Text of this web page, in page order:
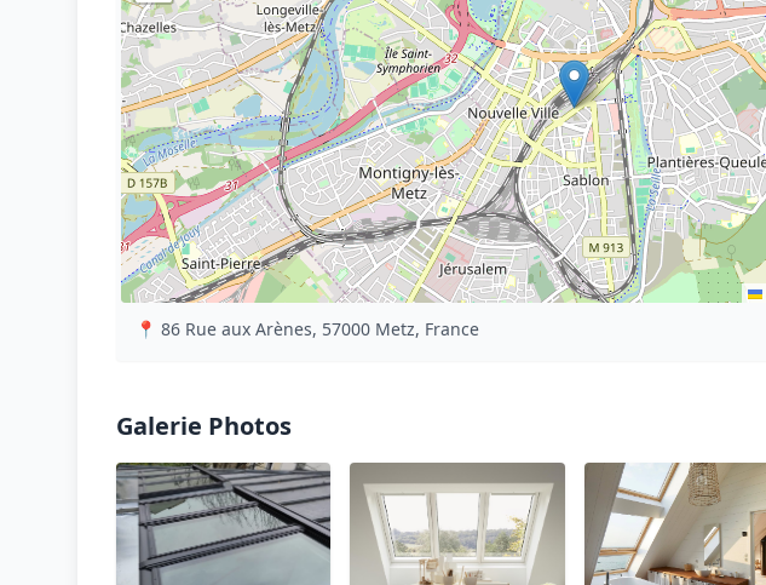
📍 86 Rue aux Arènes, 57000 Metz, France
Galerie Photos